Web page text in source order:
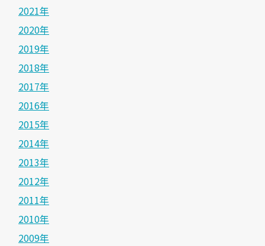
2021年
2020年
2019年
2018年
2017年
2016年
2015年
2014年
2013年
2012年
2011年
2010年
2009年